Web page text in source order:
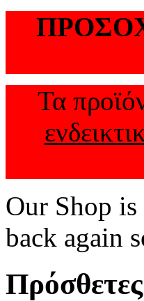
Τα
Our Shop
back again